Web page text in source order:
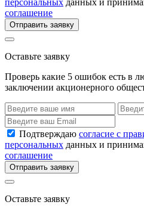
персональных данных и
соглашение
Отправить заявку
Оставьте заявку
Проверь какие 5 ошибок есть в
заключении акционерного
Подтверждаю согласие с
персональных данных и
соглашение
Отправить заявку
Оставьте заявку